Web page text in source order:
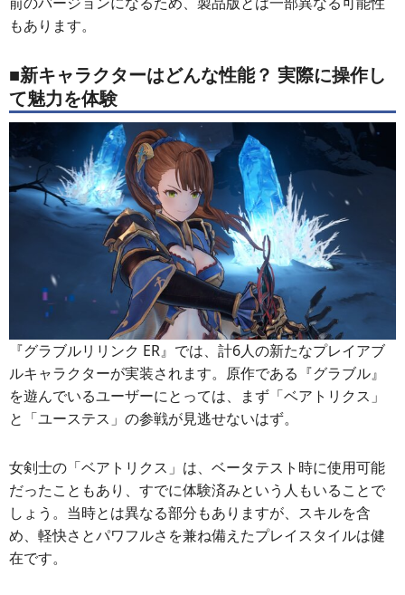
もあります。
■新キャラクターはどんな性能？ 実際に操作し
て魅力を体験
『グラブルリリンク ER』では、計6人の新たなプレイアブ
ルキャラクターが実装されます。原作である『グラブル』
を遊んでいるユーザーにとっては、まず「ベアトリクス」
と「ユーステス」の参戦が見逃せないはず。
女剣士の「ベアトリクス」は、ベータテスト時に使用可能
だったこともあり、すでに体験済みという人もいることで
しょう。当時とは異なる部分もありますが、スキルを含
め、軽快さとパワフルさを兼ね備えたプレイスタイルは健
在です。